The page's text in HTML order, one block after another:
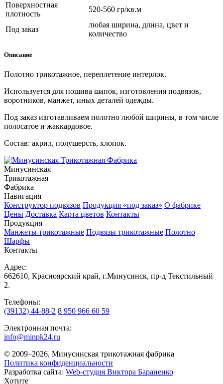
Поверхностная
плотность
520-560 гр/кв.м
Под заказ
любая ширина, длина, цвет и
количество
Описание
Полотно трикотажное, переплетение интерлок.
Используется для пошива шапок, изготовления подвязов,
воротников, манжет, иных деталей одежды.
Под заказ изготавливаем полотно любой ширины, в том числе
полосатое и жаккардовое.
Состав: акрил, полушерсть, хлопок.
Минусинская
Трикотажная
Фабрика
Навигация
Конструктор подвязов Продукция «под заказ» О фабрике
Цены Доставка Карта цветов Контакты
Продукция
Манжеты трикотажные Подвязы трикотажные Полотно
Шарфы
Контакты
Адрес:
662610, Красноярский край, г.Минусинск, пр-д Текстильный
2.
Телефоны:
(39132) 44-88-2 8 950 966 60 59
Электронная почта:
info@minpk24.ru
© 2009–2026, Минусинская трикотажная фабрика
Политика конфиденциальности
Разработка сайта: Web-студия Виктора Бараненко
Хотите